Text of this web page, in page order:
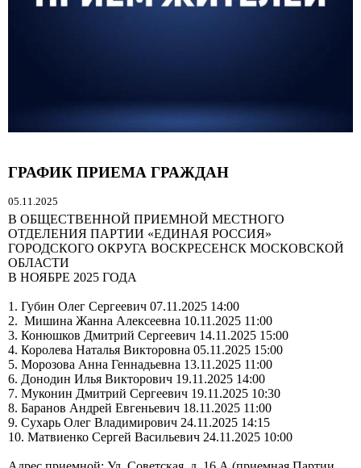
ГРАФИК ПРИЕМА ГРАЖДАН
05.11.2025
В ОБЩЕСТВЕННОЙ ПРИЕМНОЙ МЕСТНОГО
ОТДЕЛЕНИЯ ПАРТИИ «ЕДИНАЯ РОССИЯ»
ГОРОДСКОГО ОКРУГА ВОСКРЕСЕНСК МОСКОВСКОЙ
ОБЛАСТИ
В НОЯБРЕ 2025 ГОДА
1. Губин Олег Сергеевич 07.11.2025 14:00
2. Мишина Жанна Алексеевна 10.11.2025 11:00
3. Конюшков Дмитрий Сергеевич 14.11.2025 15:00
4. Королева Наталья Викторовна 05.11.2025 15:00
5. Морозова Анна Геннадьевна 13.11.2025 11:00
6. Донодин Илья Викторович 19.11.2025 14:00
7. Муконин Дмитрий Сергеевич 19.11.2025 10:30
8. Баранов Андрей Евгеньевич 18.11.2025 11:00
9. Сухарь Олег Владимирович 24.11.2025 14:15
10. Матвиенко Сергей Васильевич 24.11.2025 10:00